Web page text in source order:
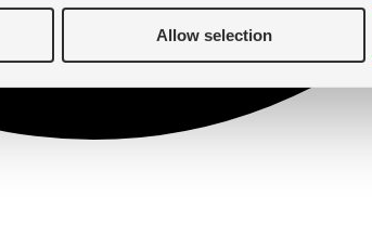
Allow selection